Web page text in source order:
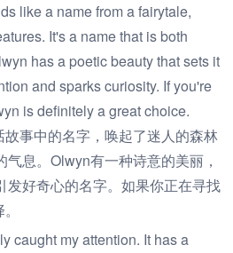
like a name from a fairytale,
It's a name that is both
has a poetic beauty that sets it
and sparks curiosity. If you're
is definitely a great choice.
事中的名字，唤起了迷人的森林
息。Olwyn有一种诗意的美丽，
好奇心的名字。如果你正在寻找
caught my attention. It has a